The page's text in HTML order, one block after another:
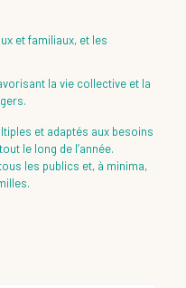
et familiaux, et les
la vie collective et la
et adaptés aux besoins
le long de l’année.
les publics et, à minima,